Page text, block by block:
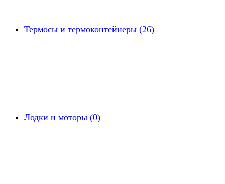
Термосы и термоконтейнеры (26)
Лодки и моторы (0)